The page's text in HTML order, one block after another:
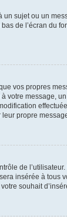
sujet ou un
de l’écran du
vos propres
message,
propre
de
insérée à
souhait